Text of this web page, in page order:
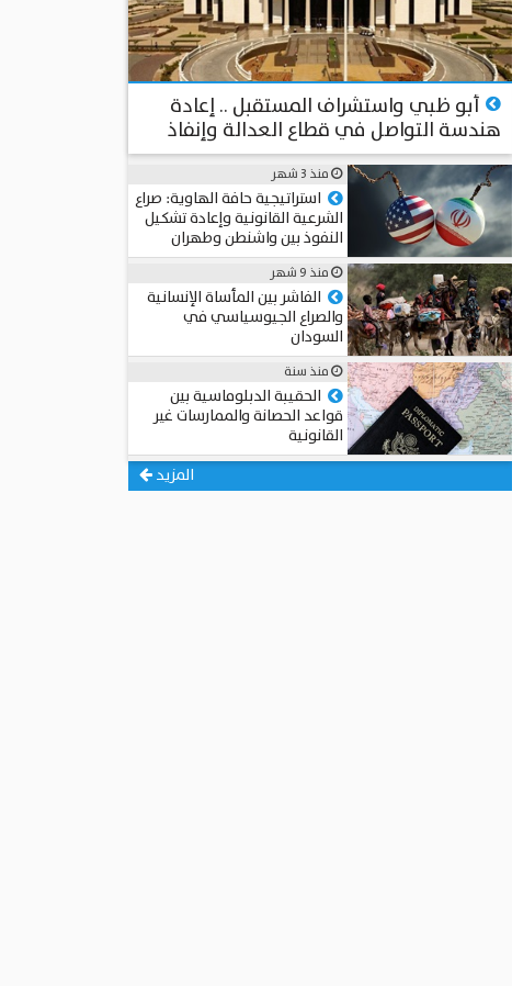
منذ أكثر من شهرين
أبو ظبي واستشراف المستقبل .. إعادة
هندسة التواصل في قطاع العدالة وإنفاذ
القانون باستخدام الذكاء الاصطناعي
المستشار د. سامي الطوخي
منذ 3 شهر
استراتيجية حافة الهاوية: صراع
الشرعية القانونية وإعادة تشكيل
النفوذ بين واشنطن وطهران
عميد د. محمد حجاب
منذ 9 شهر
الفاشر بين المأساة الإنسانية
والصراع الجيوسياسي في
السودان
مريم عماد
منذ سنة
الحقيبة الدبلوماسية بين
قواعد الحصانة والممارسات غير
القانونية
محمد عبد الجيد عبد الجيد
المزيد